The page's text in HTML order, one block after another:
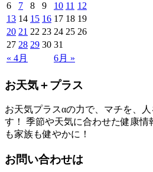
« 4月 6月 »
6
7 8 9 10 11 12
13 14 15 16 17 18 19
20 21 22 23 24 25 26
27 28 29 30 31
お天気＋プラス
お天気プラスαの力で、マチを、
す！ 季節や天気に合わせた健康情
も家族も健やかに！
お問い合わせは